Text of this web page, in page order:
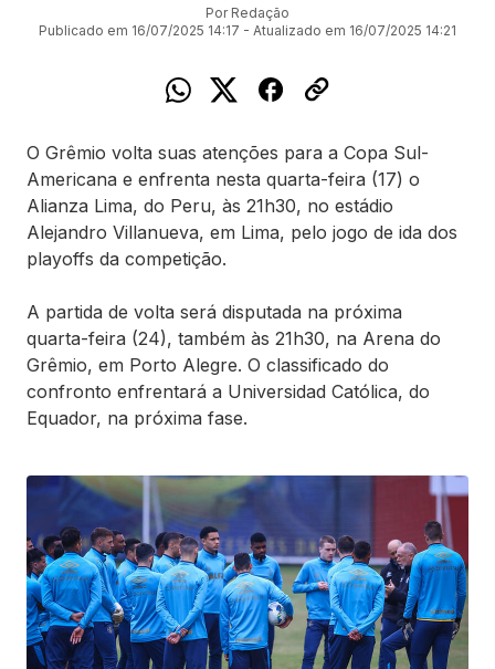
Por Redação
Publicado em 16/07/2025 14:17 - Atualizado em 16/07/2025 14:21
O Grêmio volta suas atenções para a Copa Sul-
Americana e enfrenta nesta quarta-feira (17) o
Alianza Lima, do Peru, às 21h30, no estádio
Alejandro Villanueva, em Lima, pelo jogo de ida dos
playoffs da competição.
A partida de volta será disputada na próxima
quarta-feira (24), também às 21h30, na Arena do
Grêmio, em Porto Alegre. O classificado do
confronto enfrentará a Universidad Católica, do
Equador, na próxima fase.